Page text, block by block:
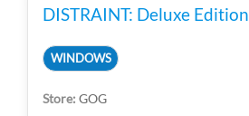
DISTRAINT: Deluxe Edition
WINDOWS
GOG